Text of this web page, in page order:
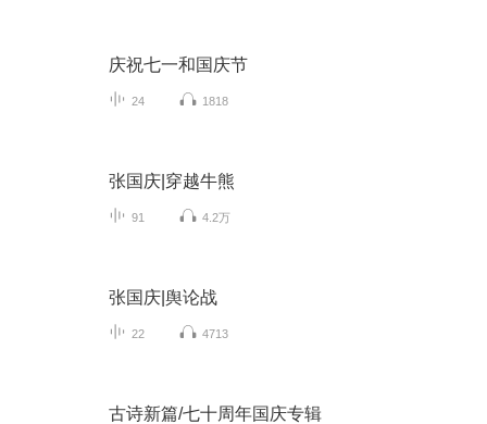
庆祝七一和国庆节
24 1818
张国庆|穿越牛熊
91 4.2万
张国庆|舆论战
22 4713
古诗新篇/七十周年国庆专辑